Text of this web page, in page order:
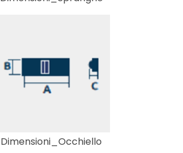
Dimensioni_Occhiello